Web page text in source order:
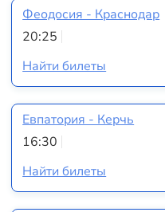
Феодосия - Краснодар
20:25
Найти билеты
Евпатория - Керчь
16:30
Найти билеты